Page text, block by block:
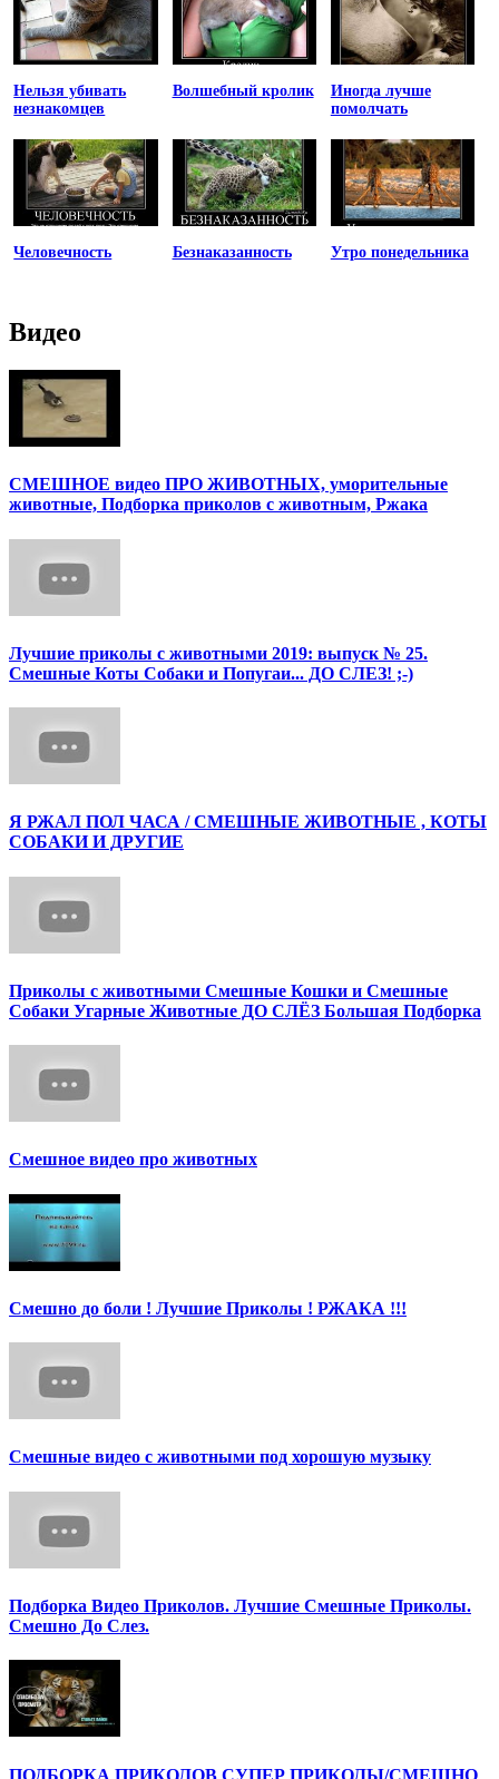
Нельзя убивать
незнакомцев
Волшебный кролик
Иногда лучше
помолчать
Человечность Безнаказанность Утро понедельника
Видео
СМЕШНОЕ видео ПРО ЖИВОТНЫХ, уморительные
животные, Подборка приколов с животным, Ржака
Лучшие приколы с животными 2019: выпуск № 25.
Смешные Коты Собаки и Попугаи... ДО СЛЕЗ! ;-)
Я РЖАЛ ПОЛ ЧАСА / СМЕШНЫЕ ЖИВОТНЫЕ , КОТЫ
СОБАКИ И ДРУГИЕ
Приколы с животными Смешные Кошки и Смешные
Собаки Угарные Животные ДО СЛЁЗ Большая Подборка
Смешное видео про животных
Смешно до боли ! Лучшие Приколы ! РЖАКА !!!
Смешные видео с животными под хорошую музыку
Подборка Видео Приколов. Лучшие Смешные Приколы.
Смешно До Слез.
ПОДБОРКА ПРИКОЛОВ СУПЕР ПРИКОЛЫ/СМЕШНО